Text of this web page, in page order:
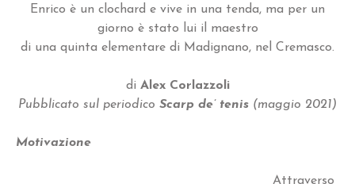
Enrico è un clochard e vive in una tenda, ma per un
giorno è stato lui il maestro
di una quinta elementare di Madignano, nel Cremasco.
di Alex Corlazzoli
Pubblicato sul periodico Scarp de’ tenis (maggio 2021)
Motivazione
Attraverso